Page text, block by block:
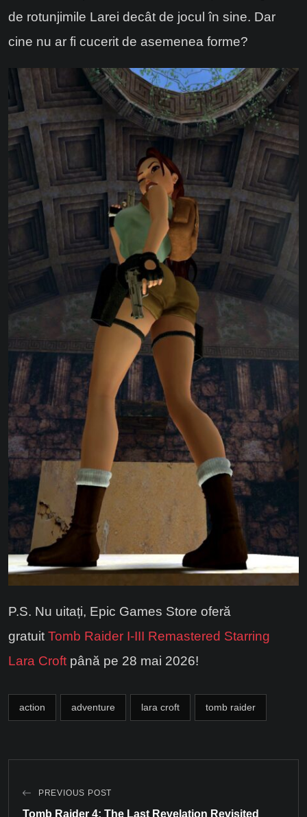
de rotunjimile Larei decât de jocul în sine. Dar
cine nu ar fi cucerit de asemenea forme?
P.S. Nu uitați, Epic Games Store oferă
gratuit Tomb Raider I-III Remastered Starring
Lara Croft până pe 28 mai 2026!
action adventure lara croft tomb raider
PREVIOUS POST
Tomb Raider 4: The Last Revelation Revisited